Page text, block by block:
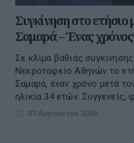
Συγκίνηση στο
Σαμαρά – Ένας
Σε κλίμα βαθιάς
Νεκροταφείο Αθηνών το
Σαμαρά, έναν χρόνο μετά
ηλικία 34 ετών. Συγγενείς,
07 Αυγούστου 2026